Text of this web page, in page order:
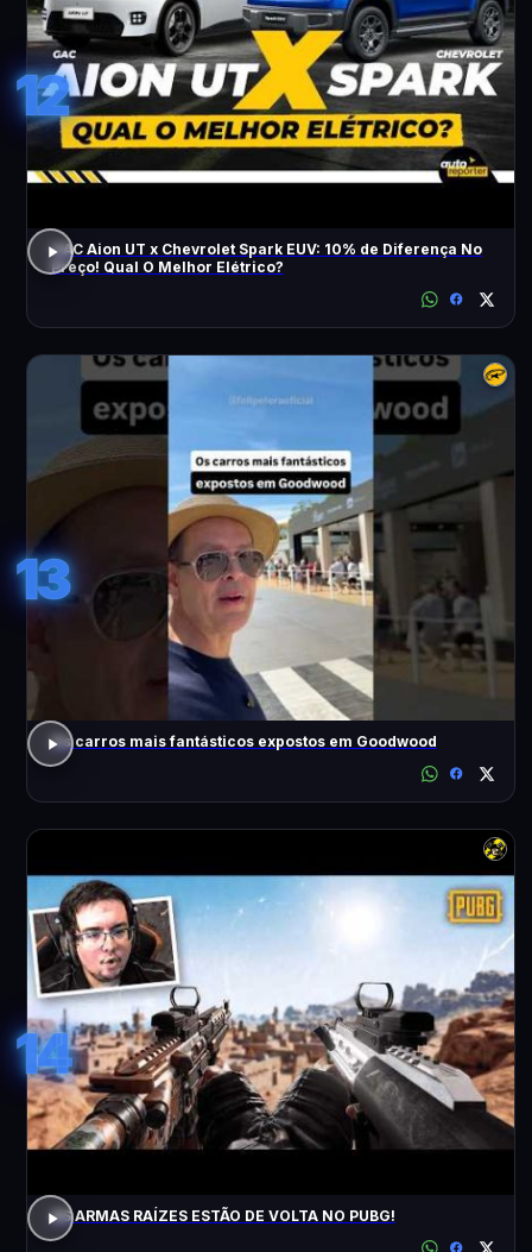
12
GAC Aion UT x Chevrolet Spark EUV: 10% de Diferença No
Preço! Qual O Melhor Elétrico?
13
Os carros mais fantásticos expostos em Goodwood
14
AS ARMAS RAÍZES ESTÃO DE VOLTA NO PUBG!